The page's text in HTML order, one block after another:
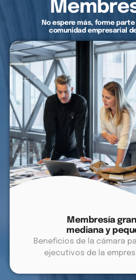
No espere más, forme
comunidad empresarial
Membresía
mediana y
Beneficios de la cámara
ejecutivos de la